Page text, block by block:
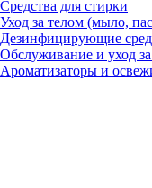
Средства для стирки
Уход за телом (мыло,
Дезинфицирующие
Обслуживание и уход
Ароматизаторы и